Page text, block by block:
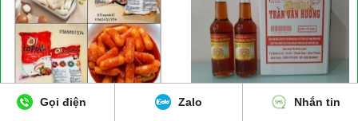
Bánh Gạo Cay - Tell: 0365051374 -
Đại Lý Nước Mắm Siêu Sạch Trần
Gọi điện Zalo Nhắn tin